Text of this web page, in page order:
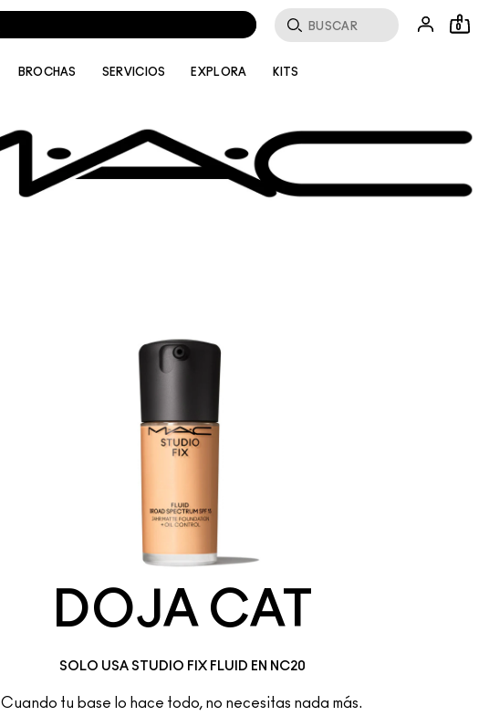
Buscar
0
BROCHAS SERVICIOS EXPLORA KITS
DOJA CAT
SOLO USA STUDIO FIX FLUID EN NC20
Cuando tu base lo hace todo, no necesitas nada más.